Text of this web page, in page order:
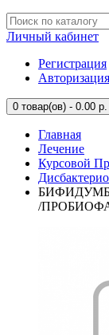
Личный кабинет
Регистрация
Авторизация
0 товар(ов) - 0.00 р.
Главная
Лечение
Курсовой
/